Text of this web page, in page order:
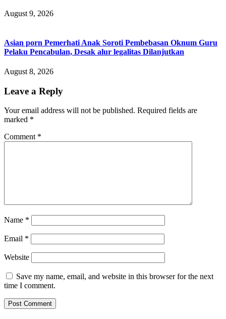
August 9, 2026
Asian porn Pemerhati Anak Soroti Pembebasan Oknum Guru
Pelaku Pencabulan, Desak alur legalitas Dilanjutkan
August 8, 2026
Leave a Reply
Your email address will not be published. Required fields are
marked *
Comment *
Name *
Email *
Website
Save my name, email, and website in this browser for the next
time I comment.